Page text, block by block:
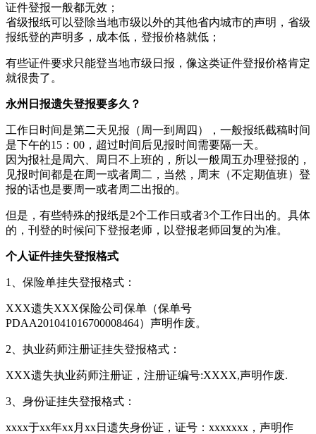
证件登报一般都无效；
省级报纸可以登除当地市级以外的其他省内城市的声明，省级
报纸登的声明多，成本低，登报价格就低；
有些证件要求只能登当地市级日报，像这类证件登报价格肯定
就很贵了。
永州日报遗失登报要多久？
工作日时间是第二天见报（周一到周四），一般报纸截稿时间
是下午的15：00，超过时间后见报时间需要隔一天。
因为报社是周六、周日不上班的，所以一般周五办理登报的，
见报时间都是在周一或者周二，当然，周末（不定期值班）登
报的话也是要周一或者周二出报的。
但是，有些特殊的报纸是2个工作日或者3个工作日出的。具体
的，刊登的时候问下登报老师，以登报老师回复的为准。
个人证件挂失登报格式
1、保险单挂失登报格式：
XXX遗失XXX保险公司保单（保单号
PDAA201041016700008464）声明作废。
2、执业药师注册证挂失登报格式：
XXX遗失执业药师注册证，注册证编号:XXXX,声明作废.
3、身份证挂失登报格式：
xxxx于xx年xx月xx日遗失身份证，证号：xxxxxxx，声明作